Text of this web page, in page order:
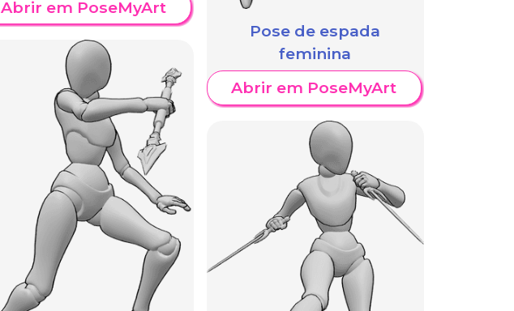
Abrir em PoseMyArt
Pose de espada
feminina
Abrir em PoseMyArt